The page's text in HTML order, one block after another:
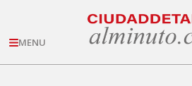
MENU